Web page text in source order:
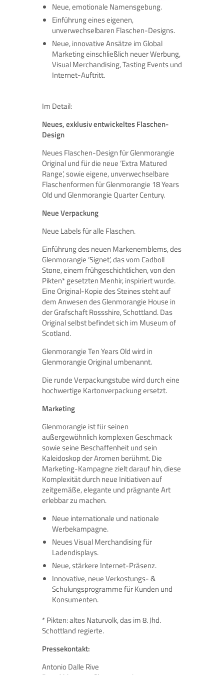
Neue, emotionale Namensgebung.
Einführung eines eigenen,
unverwechselbaren Flaschen-Designs.
Neue, innovative Ansätze im Global
Marketing einschließlich neuer Werbung,
Visual Merchandising, Tasting Events und
Internet-Auftritt.
Im Detail:
Neues, exklusiv entwickeltes Flaschen-
Design
Neues Flaschen-Design für Glenmorangie
Original und für die neue ‘Extra Matured
Range’, sowie eigene, unverwechselbare
Flaschenformen für Glenmorangie 18 Years
Old und Glenmorangie Quarter Century.
Neue Verpackung
Neue Labels für alle Flaschen.
Einführung des neuen Markenemblems, des
Glenmorangie ‘Signet’, das vom Cadboll
Stone, einem frühgeschichtlichen, von den
Pikten* gesetzten Menhir, inspiriert wurde.
Eine Original-Kopie des Steines steht auf
dem Anwesen des Glenmorangie House in
der Grafschaft Rossshire, Schottland. Das
Original selbst befindet sich im Museum of
Scotland.
Glenmorangie Ten Years Old wird in
Glenmorangie Original umbenannt.
Die runde Verpackungstube wird durch eine
hochwertige Kartonverpackung ersetzt.
Marketing
Glenmorangie ist für seinen
außergewöhnlich komplexen Geschmack
sowie seine Beschaffenheit und sein
Kaleidoskop der Aromen berühmt. Die
Marketing-Kampagne zielt darauf hin, diese
Komplexität durch neue Initiativen auf
zeitgemäße, elegante und prägnante Art
erlebbar zu machen.
Neue internationale und nationale
Werbekampagne.
Neues Visual Merchandising für
Ladendisplays.
Neue, stärkere Internet-Präsenz.
Innovative, neue Verkostungs- &
Schulungsprogramme für Kunden und
Konsumenten.
* Pikten: altes Naturvolk, das im 8. Jhd.
Schottland regierte.
Pressekontakt:
Antonio Dalle Rive